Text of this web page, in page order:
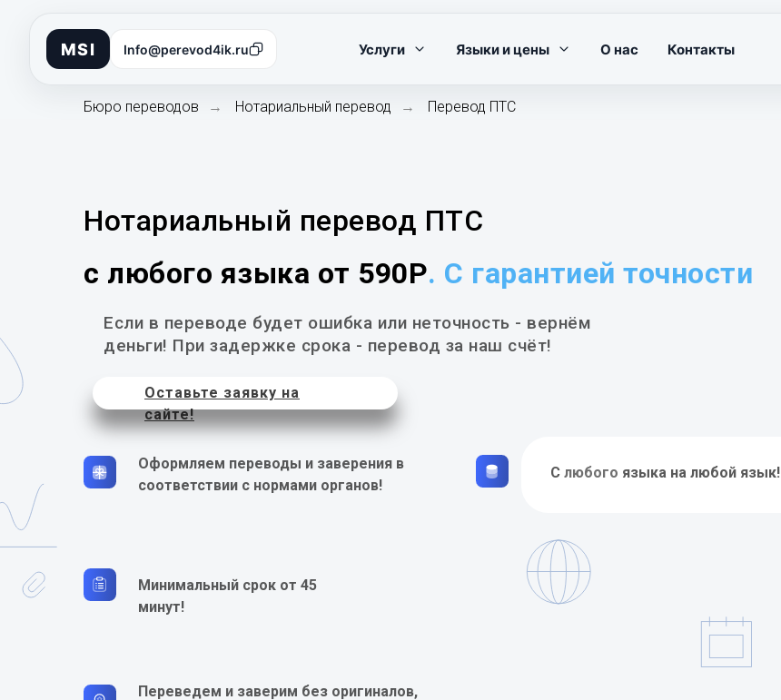
MSI Info@perevod4ik.ru Услуги Языки и цены О нас Контакты
Бюро переводов → Нотариальный перевод → Перевод ПТС
с любого языка от 590Р. С гарантией точности
С любого языка на любой язык!
Оформляем переводы и заверения в
соответствии с нормами органов!
Оставьте заявку на
сайте!
Минимальный срок от 45
минут!
Если в переводе будет ошибка или неточность - вернём
деньги! При задержке срока - перевод за наш счёт!
Переведем и заверим без оригиналов,
Нотариальный перевод ПТС